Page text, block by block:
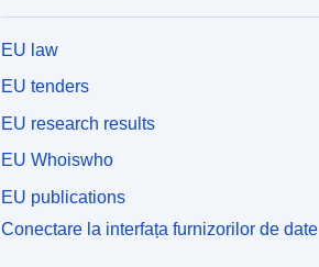
EU law
EU tenders
EU research results
EU Whoiswho
EU publications
Conectare la interfața furnizorilor de date